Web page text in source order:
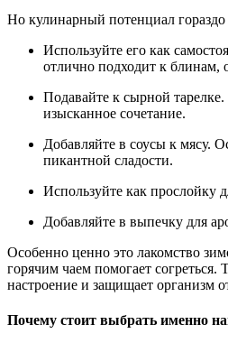
Но кулинарный потенциал
Используйте его как
отлично подходит к блинам,
Подавайте к сырной
изысканное сочетание.
Добавляйте в соусы к мясу.
пикантной сладости.
Используйте как прослойку
Добавляйте в выпечку для
Особенно ценно это лакомство
горячим чаем помогает
настроение и защищает организм
Почему стоит выбрать именно